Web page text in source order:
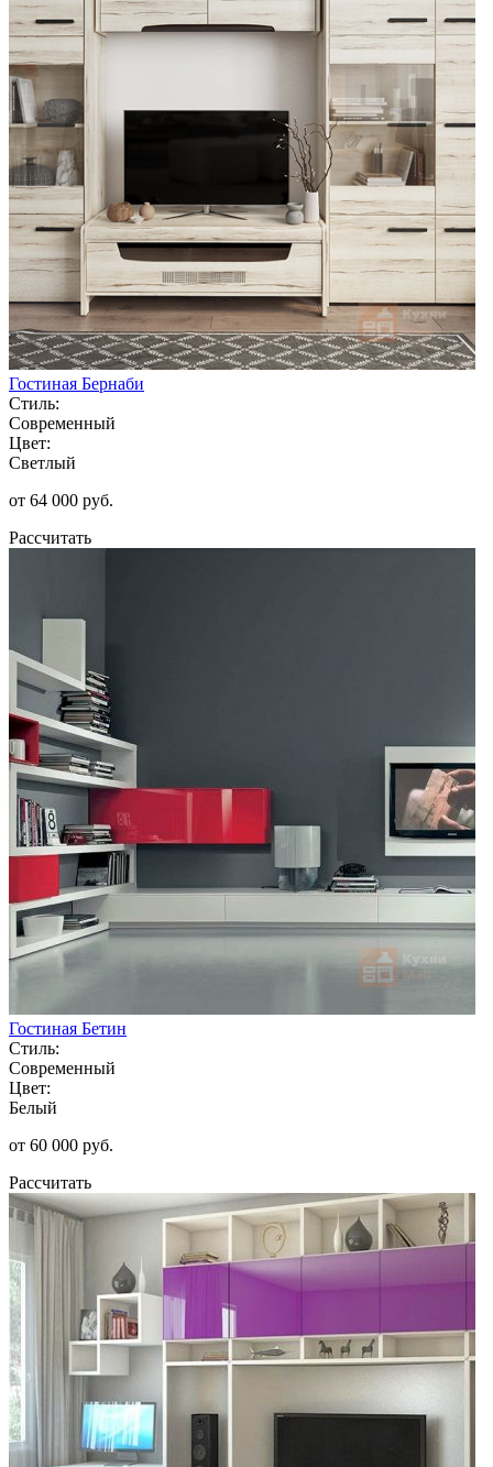
Гостиная Бернаби
Стиль:
Современный
Цвет:
Светлый
от 64 000 руб.
Рассчитать
Гостиная Бетин
Стиль:
Современный
Цвет:
Белый
от 60 000 руб.
Рассчитать